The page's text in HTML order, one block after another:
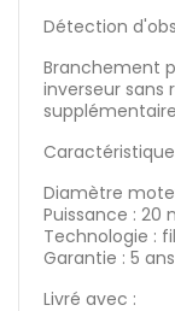
Détection
Branchement
inverseur
Diamètre
Puissance : 20
Technologie :
Garantie : 5 ans
Livré avec :